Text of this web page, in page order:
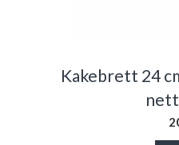
Kakebrett 24